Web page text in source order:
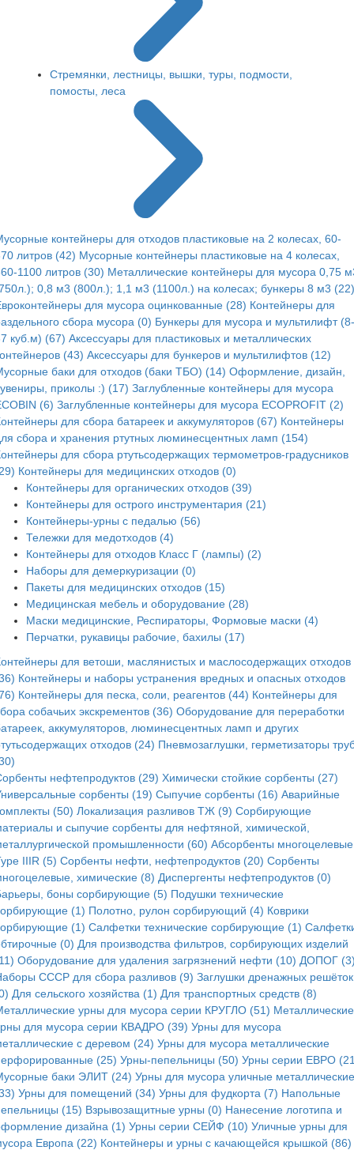
Стремянки, лестницы, вышки, туры, подмости,
помосты, леса
контейнеры для отходов пластиковые на 2 колесах, 60-
литров (42) Мусорные контейнеры пластиковые на 4 колесах,
1100 литров (30) Металлические контейнеры для мусора 0,75
0,8 м3 (800л.); 1,1 м3 (1100л.) на колесах; бункеры 8 м3 (22)
для мусора оцинкованные (28) Контейнеры для
сбора мусора (0) Бункеры для мусора и мультилифт (8-
куб.м) (67) Аксессуары для пластиковых и металлических
(43) Аксессуары для бункеров и мультилифтов (12)
баки для отходов (баки ТБО) (14) Оформление, дизайн,
приколы :) (17) Заглубленные контейнеры для мусора
(6) Заглубленные контейнеры для мусора ECOPROFIT (2)
для сбора батареек и аккумуляторов (67) Контейнеры
сбора и хранения ртутных люминесцентных ламп (154)
для сбора ртутьсодержащих термометров-градусников
Контейнеры для медицинских отходов (0)
Контейнеры для органических отходов (39)
Контейнеры для острого инструментария (21)
Контейнеры-урны с педалью (56)
Тележки для медотходов (4)
Контейнеры для отходов Класс Г (лампы) (2)
Наборы для демеркуризации (0)
Пакеты для медицинских отходов (15)
Медицинская мебель и оборудование (28)
Маски медицинские, Респираторы, Формовые маски (4)
Перчатки, рукавицы рабочие, бахилы (17)
для ветоши, маслянистых и маслосодержащих отходов
Контейнеры и наборы устранения вредных и опасных отходов
Контейнеры для песка, соли, реагентов (44) Контейнеры для
собачьих экскрементов (36) Оборудование для переработки
аккумуляторов, люминесцентных ламп и других
отходов (24) Пневмозаглушки, герметизаторы
нефтепродуктов (29) Химически стойкие сорбенты (27)
сорбенты (19) Сыпучие сорбенты (16) Аварийные
(50) Локализация разливов ТЖ (9) Сорбирующие
и сыпучие сорбенты для нефтяной, химической,
промышленности (60) Абсорбенты многоцелевые
IIIR (5) Cорбенты нефти, нефтепродуктов (20) Сорбенты
химические (8) Диспергенты нефтепродуктов (0)
боны сорбирующие (5) Подушки технические
(1) Полотно, рулон сорбирующий (4) Коврики
(1) Салфетки технические сорбирующие (1)
(0) Для производства фильтров, сорбирующих изделий
Оборудование для удаления загрязнений нефти (10) ДОПОГ
СССР для сбора разливов (9) Заглушки дренажных решёток
Для сельского хозяйства (1) Для транспортных средств (8)
урны для мусора серии КРУГЛО (51) Металлические
для мусора серии КВАДРО (39) Урны для мусора
с деревом (24) Урны для мусора металлические
(25) Урны-пепельницы (50) Урны серии ЕВРО
баки ЭЛИТ (24) Урны для мусора уличные металлические
Урны для помещений (34) Урны для фудкорта (7) Напольные
(15) Взрывозащитные урны (0) Нанесение логотипа и
дизайна (1) Урны серии СЕЙФ (10) Уличные урны для
Европа (22) Контейнеры и урны с качающейся крышкой (86)